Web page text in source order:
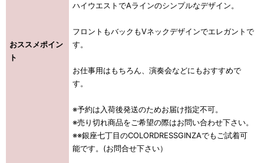
おススメポイン
ト
ハイウエストでAラインのシンプルなデザイン。
フロントもバックもVネックデザインでエレガントで
す。
お仕事用はもちろん、演奏会などにもおすすめで
す。
※予約は入荷後発送のためお届け指定不可。
※売り切れ商品をご希望の際はお問い合わせ下さい。
※※銀座七丁目のCOLORDRESSGINZAでもご試着可
能です。(お問合せ下さい）